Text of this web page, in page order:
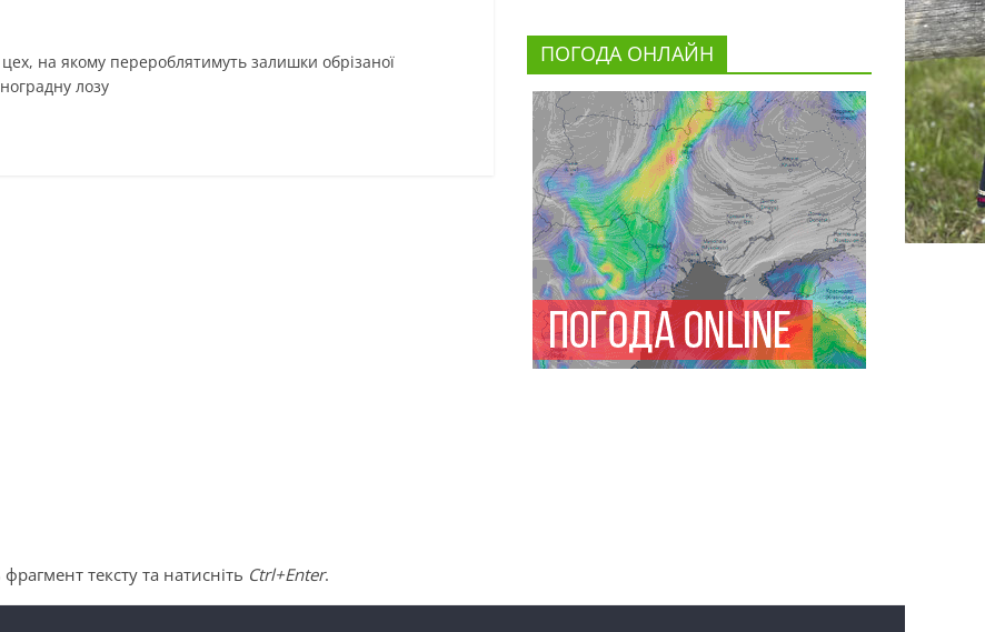
на якому перероблятимуть залишки обрізаної
лозу
ПОГОДА ОНЛАЙН
тексту та натисніть Ctrl+Enter.